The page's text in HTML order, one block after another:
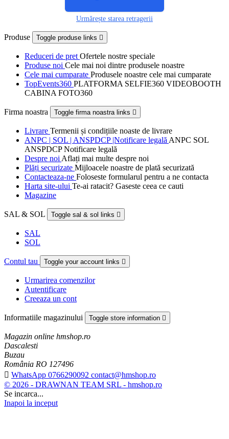
Urmărește starea retragerii
Produse Toggle produse links 
Reduceri de pret Ofertele nostre speciale
Produse noi Cele mai noi dintre produsele noastre
Cele mai cumparate Produsele noastre cele mai cumparate
TopEvents360 PLATFORMA SELFIE360 VIDEOBOOTH
CABINA FOTO360
Firma noastra Toggle firma noastra links 
Livrare Termenii și condițiile noaste de livrare
ANPC | SOL | ANSPDCP |Notificare legală ANPC SOL
ANSPDCP Notificare legală
Despre noi Aflați mai multe despre noi
Plăți securizate Mijloacele noastre de plată securizată
Contacteaza-ne Foloseste formularul pentru a ne contacta
Harta site-ului Te-ai ratacit? Gaseste ceea ce cauti
Magazine
SAL & SOL Toggle sal & sol links 
SAL
SOL
Contul tau Toggle your account links 
Urmarirea comenzilor
Autentificare
Creeaza un cont
Informatiile magazinului Toggle store information 
Magazin online hmshop.ro
Dascalesti
Buzau
România RO 127496
 WhatsApp 0766290092 contact@hmshop.ro
© 2026 - DRAWNAN TEAM SRL - hmshop.ro
Se incarca...
Inapoi la inceput